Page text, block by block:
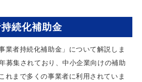
続化補助金
業者持続化補助金」について解説しま
募集されており、中小企業向けの補助
れまで多くの事業者に利用されていま